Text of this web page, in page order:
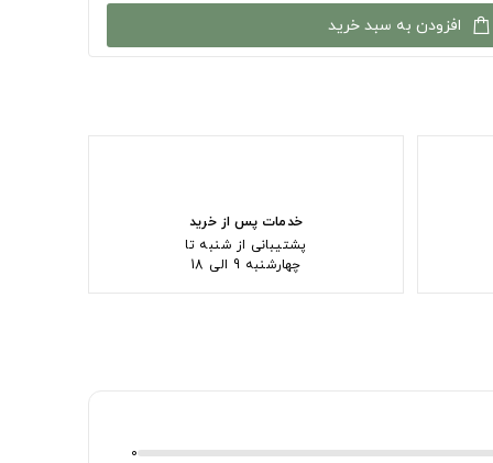
افزودن به سبد خرید
خدمات پس از خرید
پشتیبانی از شنبه تا
چهارشنبه 9 الی 18
0